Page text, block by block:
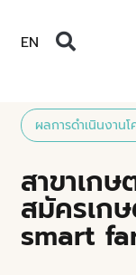
EN
ผลการดำเนินงาน
สาขาเก
สมัครเก
smart